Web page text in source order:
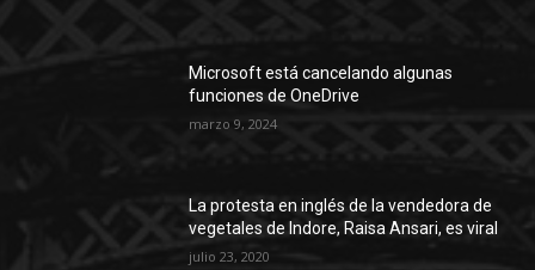
Microsoft está cancelando algunas
funciones de OneDrive
marzo 9, 2024
La protesta en inglés de la vendedora de
vegetales de Indore, Raisa Ansari, es viral
julio 23, 2020